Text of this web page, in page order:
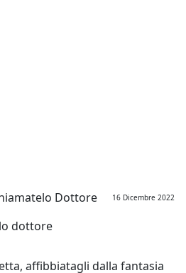
Dottore 16 Dicembre 2022
dottore
affibbiatagli dalla fantasia